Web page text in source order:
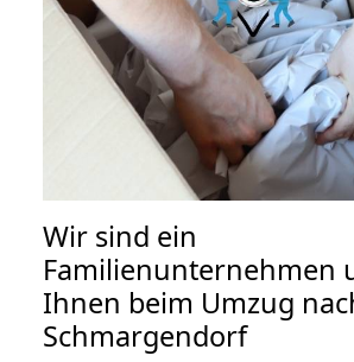
Wir sind ein
Familienunternehmen
Ihnen beim Umzug
Schmargendorf